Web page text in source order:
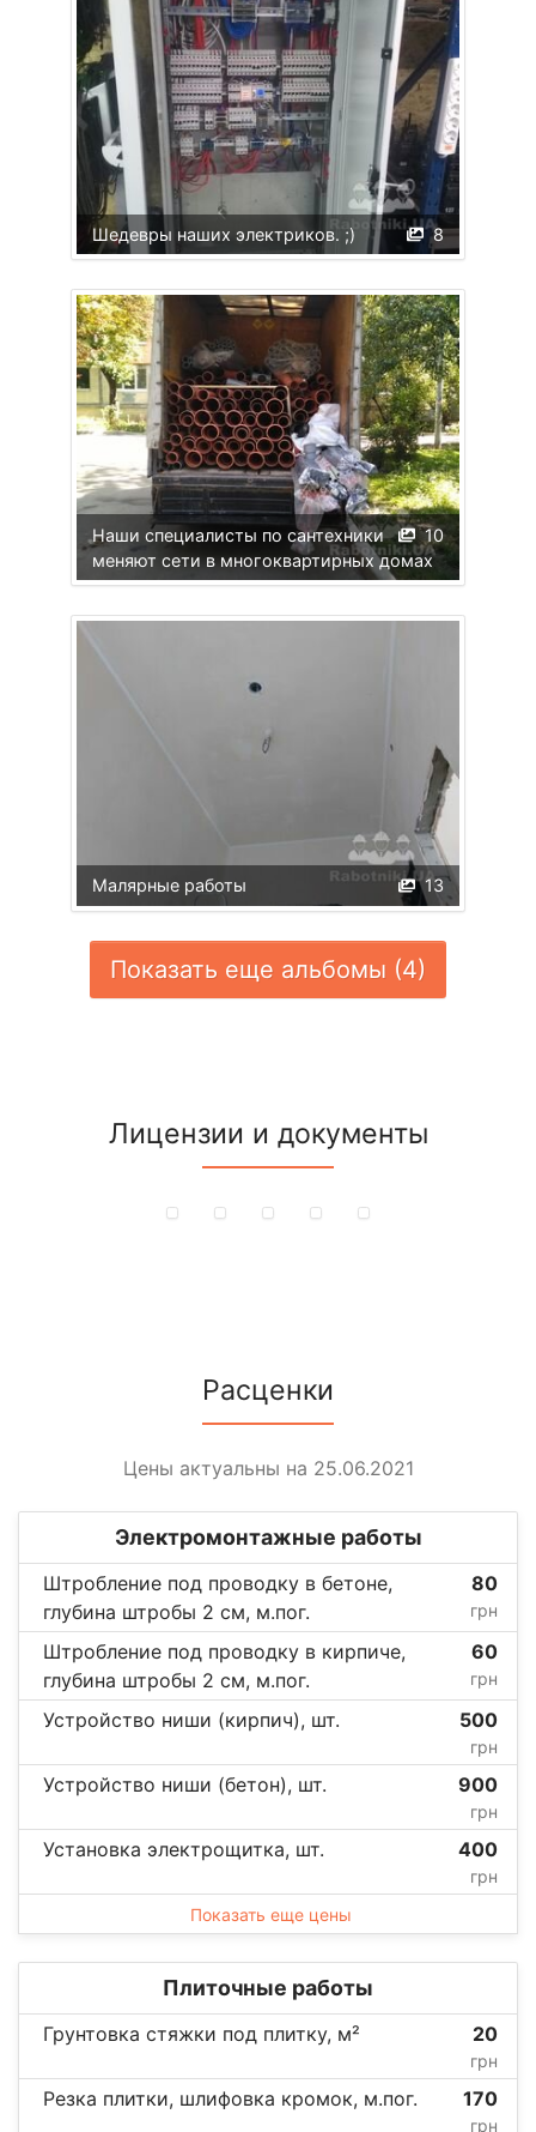
8
Шедевры наших электриков. ;)
10
Наши специалисты по сантехники
меняют сети в многоквартирных домах
13
Малярные работы
Показать еще альбомы (4)
Лицензии и документы
Расценки
Цены актуальны на 25.06.2021
Электромонтажные работы
Штробление под проводку в бетоне,
глубина штробы 2 см, м.пог.
80
грн
Штробление под проводку в кирпиче,
глубина штробы 2 см, м.пог.
60
грн
Устройство ниши (кирпич), шт. 500
грн
Устройство ниши (бетон), шт. 900
грн
Установка электрощитка, шт. 400
грн
Показать еще цены
Плиточные работы
Грунтовка стяжки под плитку, м² 20
грн
Резка плитки, шлифовка кромок, м.пог. 170
грн